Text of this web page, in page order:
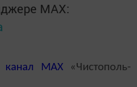
MАХ:
канал MAX«Чистополь-